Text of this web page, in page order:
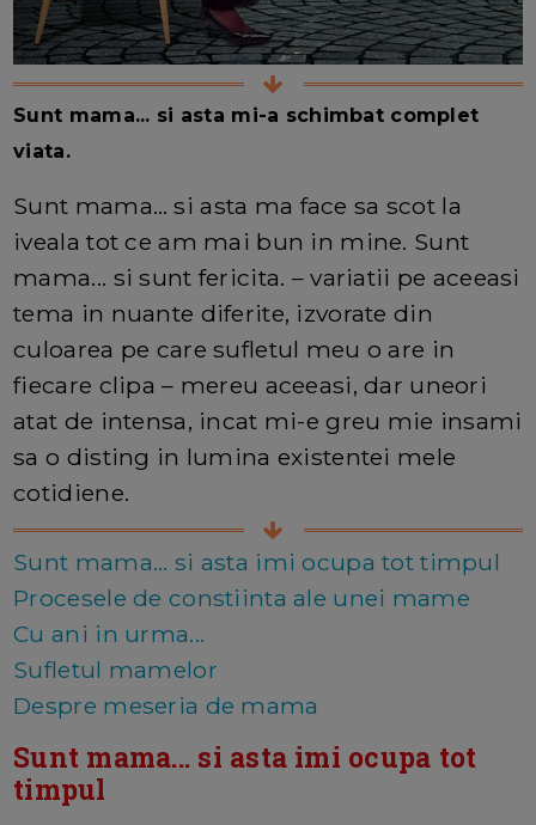
Sunt mama... si asta mi-a schimbat complet
viata.
Sunt mama… si asta ma face sa scot la
iveala tot ce am mai bun in mine. Sunt
mama... si sunt fericita. – variatii pe aceeasi
tema in nuante diferite, izvorate din
culoarea pe care sufletul meu o are in
fiecare clipa – mereu aceeasi, dar uneori
atat de intensa, incat mi-e greu mie insami
sa o disting in lumina existentei mele
cotidiene.
Sunt mama... si asta imi ocupa tot timpul
Procesele de constiinta ale unei mame
Cu ani in urma...
Sufletul mamelor
Despre meseria de mama
Sunt mama... si asta imi ocupa tot
timpul